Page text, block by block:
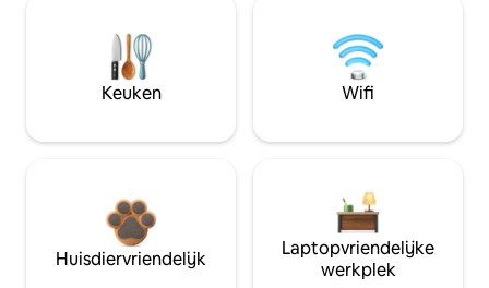
Keuken Wifi
Huisdiervriendelijk
Laptopvriendelijke
werkplek